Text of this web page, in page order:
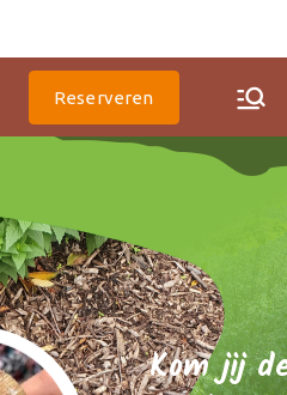
Codegroen
Reserveren
Kom jij